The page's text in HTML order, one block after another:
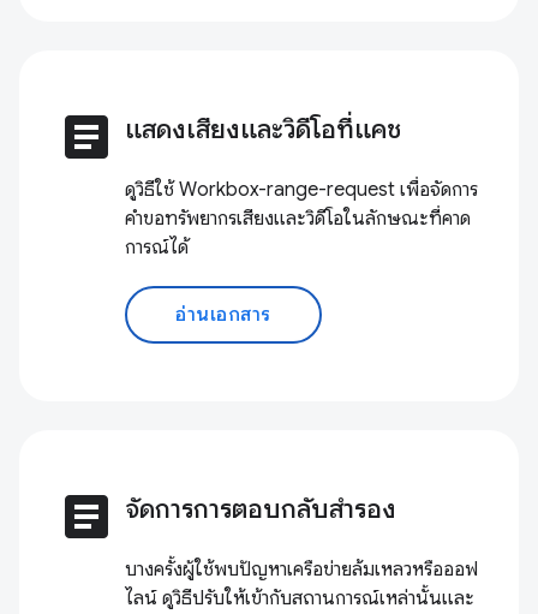
article แสดงเสียงและวิดีโอที่แคช
ดูวิธีใช้ Workbox-range-request เพื่อจัดการ
คำขอทรัพยากรเสียงและวิดีโอในลักษณะที่คาด
การณ์ได้
อ่านเอกสาร
article จัดการการตอบกลับสำรอง
บางครั้งผู้ใช้พบปัญหาเครือข่ายล้มเหลวหรือออฟ
ไลน์ ดูวิธีปรับให้เข้ากับสถานการณ์เหล่านั้นและ